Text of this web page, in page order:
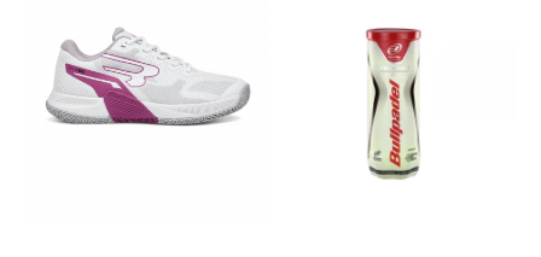
Utilizare: Padel – antrenament si competitie